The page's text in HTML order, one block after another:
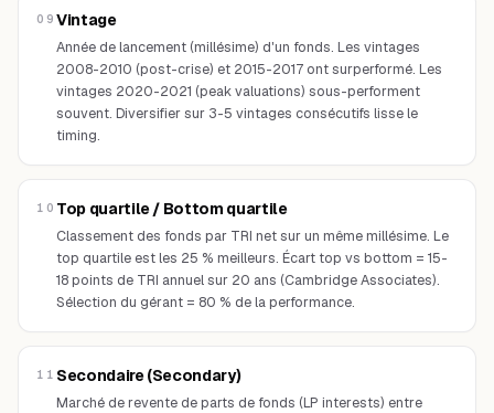
09 Vintage
Année de lancement (millésime) d'un fonds. Les vintages
2008-2010 (post-crise) et 2015-2017 ont surperformé. Les
vintages 2020-2021 (peak valuations) sous-performent
souvent. Diversifier sur 3-5 vintages consécutifs lisse le
timing.
10 Top quartile / Bottom quartile
Classement des fonds par TRI net sur un même millésime. Le
top quartile est les 25 % meilleurs. Écart top vs bottom = 15-
18 points de TRI annuel sur 20 ans (Cambridge Associates).
Sélection du gérant = 80 % de la performance.
11 Secondaire (Secondary)
Marché de revente de parts de fonds (LP interests) entre